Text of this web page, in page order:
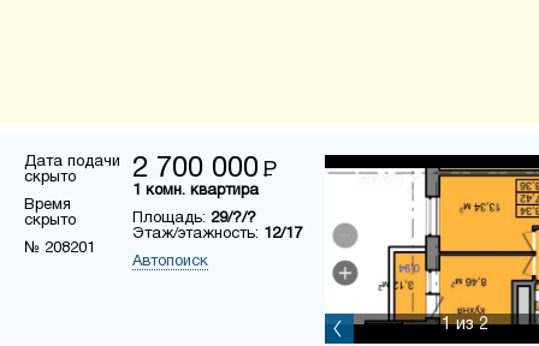
Дата подачи
скрыто
Время
скрыто
№ 208201
2 700 000 Р
1 комн. квартира
Площадь: 29/?/?
Этаж/этажность: 12/17
Автопоиск
1из 2